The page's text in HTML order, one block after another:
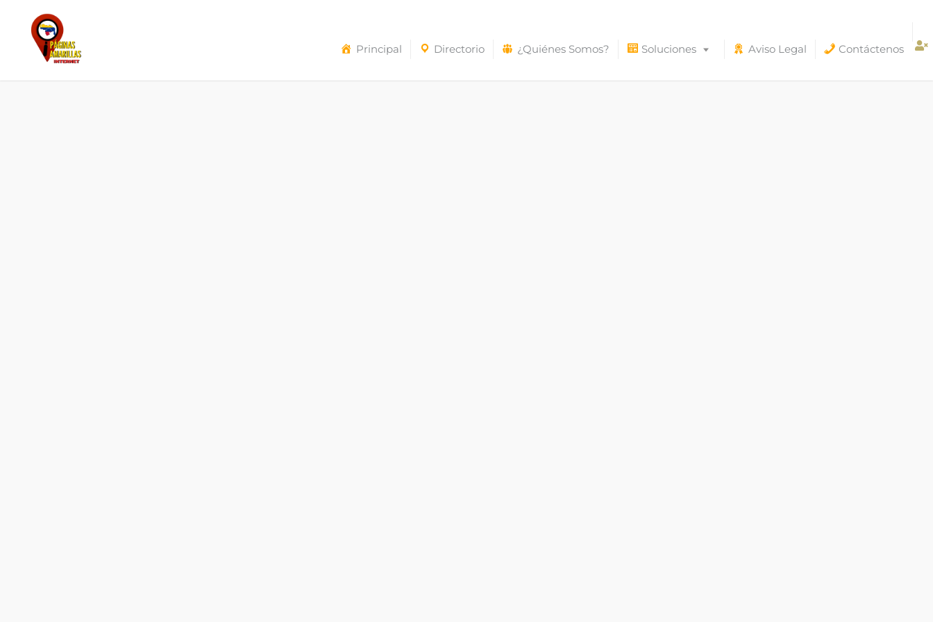
Principal Directorio ¿Quiénes Somos? Soluciones Aviso Legal Contáctenos